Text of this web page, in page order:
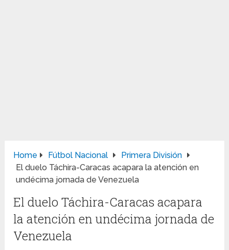
Home Fútbol Nacional
Primera División
El duelo Táchira-Caracas acapara la atención en
undécima jornada de Venezuela
El duelo Táchira-Caracas acapara
la atención en undécima jornada de
Venezuela